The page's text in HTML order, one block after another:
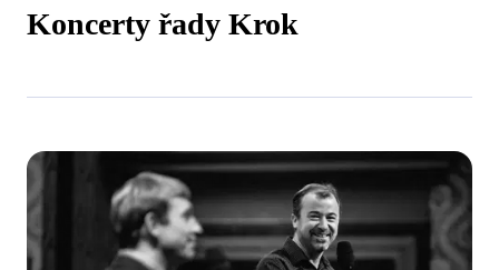
Koncerty řady Krok